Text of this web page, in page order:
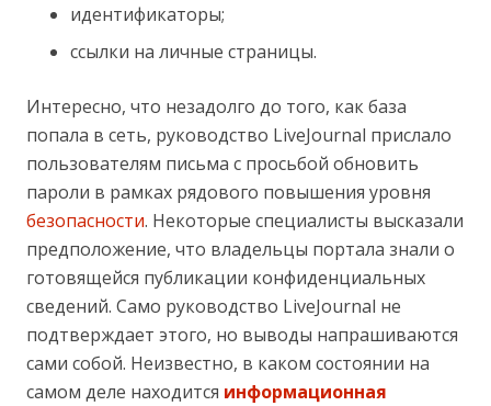
идентификаторы;
ссылки на личные страницы.
Интересно, что незадолго до того, как база
попала в сеть, руководство LiveJournal прислало
пользователям письма с просьбой обновить
пароли в рамках рядового повышения уровня
безопасности. Некоторые специалисты высказали
предположение, что владельцы портала знали о
готовящейся публикации конфиденциальных
сведений. Само руководство LiveJournal не
подтверждает этого, но выводы напрашиваются
сами собой. Неизвестно, в каком состоянии на
самом деле находится информационная